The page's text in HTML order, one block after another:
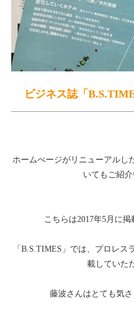
ビジネス誌「
ホームぺージがリニューアルし
いてもご紹介
こちらは2017年5月に掲
「B.S.TIMES」では、プロレ
載していた
藤波さんはとても気さ